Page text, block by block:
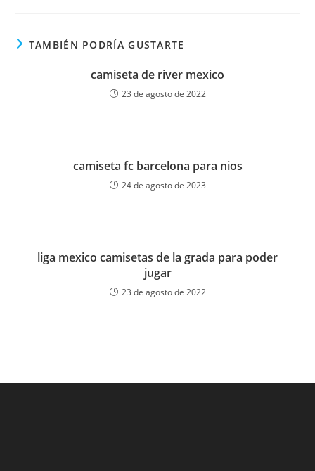
TAMBIÉN PODRÍA GUSTARTE
camiseta de river mexico
23 de agosto de 2022
camiseta fc barcelona para nios
24 de agosto de 2023
liga mexico camisetas de la grada para poder
jugar
23 de agosto de 2022